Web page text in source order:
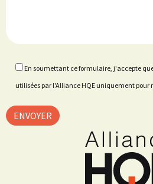
En soumettant ce formulaire, j'accepte
utilisées par l'Alliance HQE uniquement pour